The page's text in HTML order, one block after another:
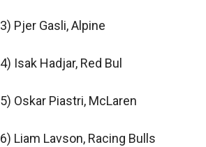
3) Pjer Gasli, Alpine
4) Isak Hadjar, Red Bul
5) Oskar Piastri, McLaren
6) Liam Lavson, Racing Bulls